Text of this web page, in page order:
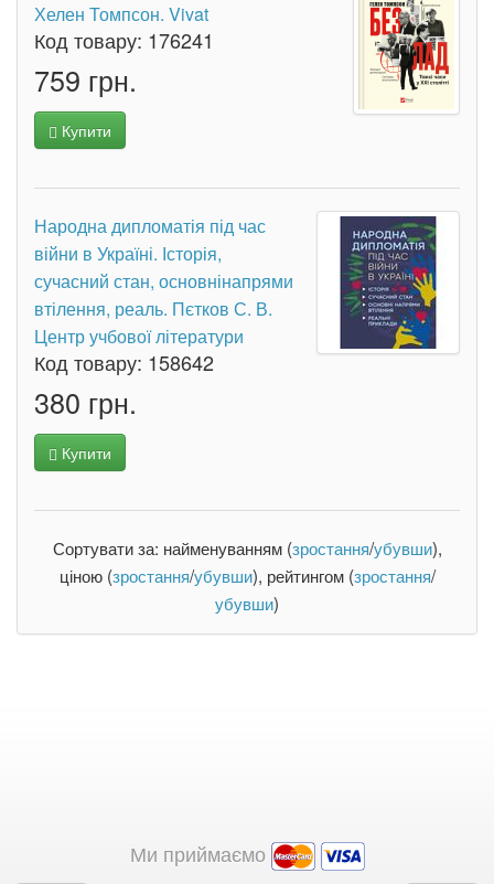
Хелен Томпсон. Vivat
Код товару: 176241
759 грн.
Купити
Народна дипломатія під час
війни в Україні. Історія,
сучасний стан, основнінапрями
втілення, реаль. Пєтков С. В.
Центр учбової літератури
Код товару: 158642
380 грн.
Купити
Сортувати за: найменуванням (зростання/убувши),
ціною (зростання/убувши), рейтингом (зростання/
убувши)
Ми приймаємо